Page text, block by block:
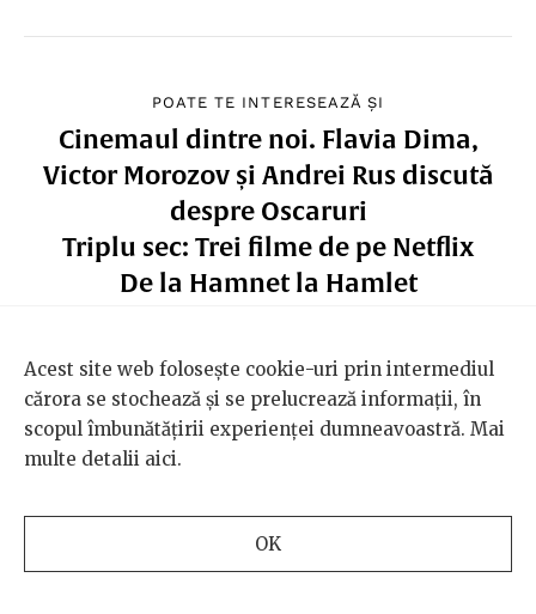
POATE TE INTERESEAZĂ ȘI
Cinemaul dintre noi. Flavia Dima,
Victor Morozov și Andrei Rus discută
despre Oscaruri
Triplu sec: Trei filme de pe Netflix
De la Hamnet la Hamlet
Acest site web folosește cookie-uri prin intermediul
cărora se stochează și se prelucrează informații, în
scopul îmbunătățirii experienței dumneavoastră. Mai
multe detalii aici.
OK